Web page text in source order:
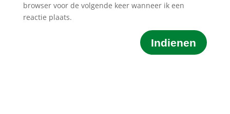
browser voor de volgende keer wanneer ik een
reactie plaats.
Indienen